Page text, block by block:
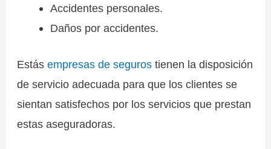
Accidentes personales.
Daños por accidentes.
Estásempresas de seguros tienen la disposición
de servicio adecuada para que los clientes se
sientan satisfechos por los servicios que prestan
estas aseguradoras.